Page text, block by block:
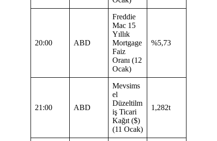
20:00 ABD
Freddie
Mac 15
Yıllık
Mortgage
Faiz
Oranı (12
Ocak)
%5,73
21:00 ABD
Mevsims
el
Düzeltilm
iş Ticari
Kağıt ($)
(11 Ocak)
1,282t